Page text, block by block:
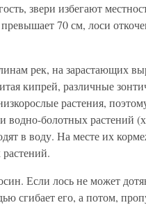
звери избегают
70 см, лоси
рек, на зарастающих
кипрей, различные
растения,
болотных растений
в воду. На месте их
Если лось не может
сгибает его, а потом,